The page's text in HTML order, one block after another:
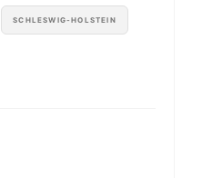
SCHLESWIG-HOLSTEIN